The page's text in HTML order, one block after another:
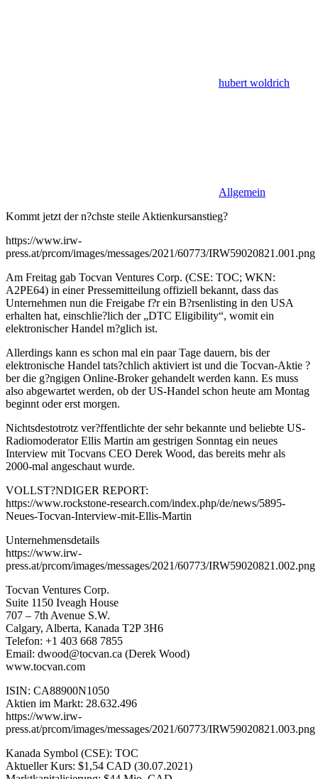
hubert woldrich
Allgemein
Kommt jetzt der n?chste steile Aktienkursanstieg?
https://www.irw-
press.at/prcom/images/messages/2021/60773/IRW59020821.001.png
Am Freitag gab Tocvan Ventures Corp. (CSE: TOC; WKN:
A2PE64) in einer Pressemitteilung offiziell bekannt, dass das
Unternehmen nun die Freigabe f?r ein B?rsenlisting in den USA
erhalten hat, einschlie?lich der „DTC Eligibility“, womit ein
elektronischer Handel m?glich ist.
Allerdings kann es schon mal ein paar Tage dauern, bis der
elektronische Handel tats?chlich aktiviert ist und die Tocvan-Aktie ?
ber die g?ngigen Online-Broker gehandelt werden kann. Es muss
also abgewartet werden, ob der US-Handel schon heute am Montag
beginnt oder erst morgen.
Nichtsdestotrotz ver?ffentlichte der sehr bekannte und beliebte US-
Radiomoderator Ellis Martin am gestrigen Sonntag ein neues
Interview mit Tocvans CEO Derek Wood, das bereits mehr als
2000-mal angeschaut wurde.
VOLLST?NDIGER REPORT:
https://www.rockstone-research.com/index.php/de/news/5895-
Neues-Tocvan-Interview-mit-Ellis-Martin
Unternehmensdetails
https://www.irw-
press.at/prcom/images/messages/2021/60773/IRW59020821.002.png
Tocvan Ventures Corp.
Suite 1150 Iveagh House
707 – 7th Avenue S.W.
Calgary, Alberta, Kanada T2P 3H6
Telefon: +1 403 668 7855
Email: dwood@tocvan.ca (Derek Wood)
www.tocvan.com
ISIN: CA88900N1050
Aktien im Markt: 28.632.496
https://www.irw-
press.at/prcom/images/messages/2021/60773/IRW59020821.003.png
Kanada Symbol (CSE): TOC
Aktueller Kurs: $1,54 CAD (30.07.2021)